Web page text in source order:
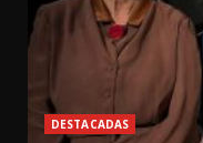
DESTACADAS